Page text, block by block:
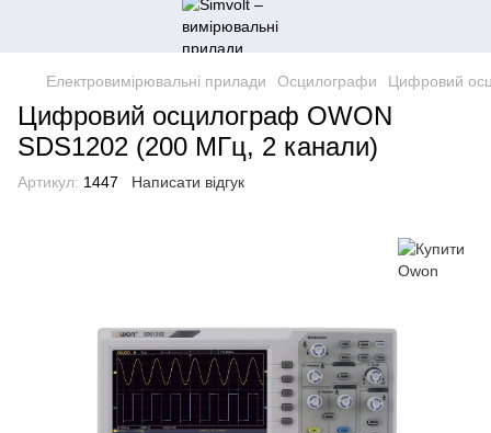
Електровимірювальні прилади Осцилографи Цифровий
Цифровий осцилограф OWON
SDS1202 (200 МГц, 2 канали)
Артикул: 1447 Написати відгук